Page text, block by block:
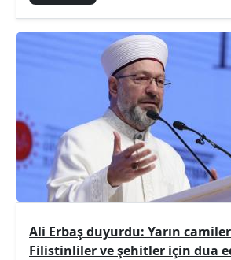
Ali Erbaş duyurdu: Yarın
Filistinliler ve şehitler için dua